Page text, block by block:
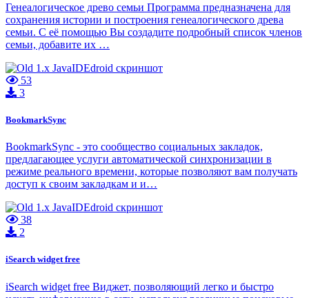
Генеалогическое древо семьи Программа предназначена для
сохранения истории и построения генеалогического древа
семьи. С её помощью Вы создадите подробный список членов
семьи, добавите их …
53
3
BookmarkSync
BookmarkSync - это сообщество социальных закладок,
предлагающее услуги автоматической синхронизации в
режиме реального времени, которые позволяют вам получать
доступ к своим закладкам и и…
38
2
iSearch widget free
iSearch widget free Виджет, позволяющий легко и быстро